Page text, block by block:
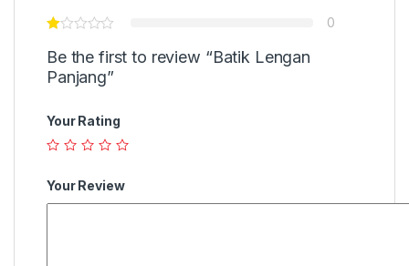
0
Be the first to review “Batik Lengan
Panjang”
Your Rating
Your Review